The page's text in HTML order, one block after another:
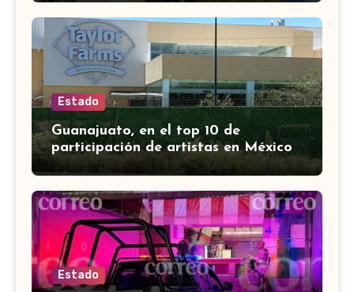
Estado
Guanajuato, en el top 10 de
participación de artistas en México
Canta, señalan en mañanera
Estado